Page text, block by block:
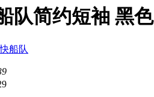
队简约短袖 黑色
船队